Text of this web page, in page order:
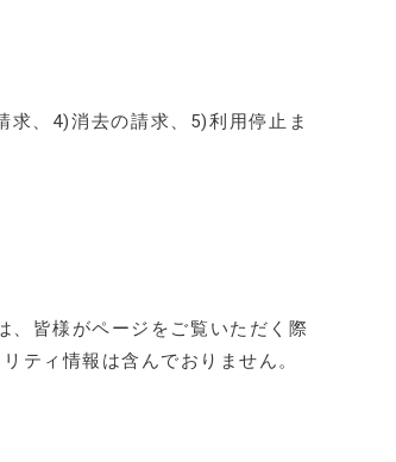
求、4)消去の請求、5)利用停止ま
、皆様がページをご覧いただく際
ティ情報は含んでおりません。